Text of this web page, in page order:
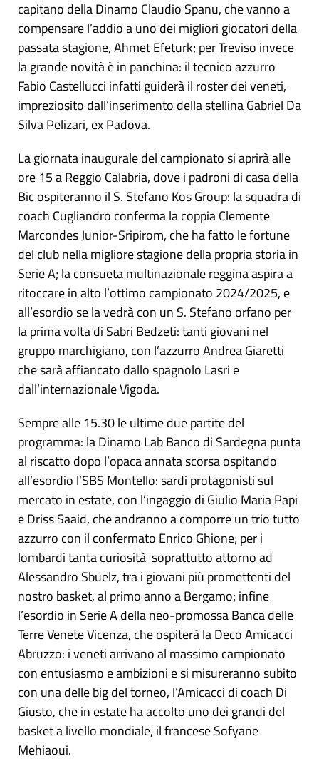
capitano della Dinamo Claudio Spanu, che vanno a
compensare l’addio a uno dei migliori giocatori della
passata stagione, Ahmet Efeturk; per Treviso invece
la grande novità è in panchina: il tecnico azzurro
Fabio Castellucci infatti guiderà il roster dei veneti,
impreziosito dall’inserimento della stellina Gabriel Da
Silva Pelizari, ex Padova.
La giornata inaugurale del campionato si aprirà alle
ore 15 a Reggio Calabria, dove i padroni di casa della
Bic ospiteranno il S. Stefano Kos Group: la squadra di
coach Cugliandro conferma la coppia Clemente
Marcondes Junior-Sripirom, che ha fatto le fortune
del club nella migliore stagione della propria storia in
Serie A; la consueta multinazionale reggina aspira a
ritoccare in alto l’ottimo campionato 2024/2025, e
all’esordio se la vedrà con un S. Stefano orfano per
la prima volta di Sabri Bedzeti: tanti giovani nel
gruppo marchigiano, con l’azzurro Andrea Giaretti
che sarà affiancato dallo spagnolo Lasri e
dall’internazionale Vigoda.
Sempre alle 15.30 le ultime due partite del
programma: la Dinamo Lab Banco di Sardegna punta
al riscatto dopo l’opaca annata scorsa ospitando
all’esordio l’SBS Montello: sardi protagonisti sul
mercato in estate, con l’ingaggio di Giulio Maria Papi
e Driss Saaid, che andranno a comporre un trio tutto
azzurro con il confermato Enrico Ghione; per i
lombardi tanta curiosità soprattutto attorno ad
Alessandro Sbuelz, tra i giovani più promettenti del
nostro basket, al primo anno a Bergamo; infine
l’esordio in Serie A della neo-promossa Banca delle
Terre Venete Vicenza, che ospiterà la Deco Amicacci
Abruzzo: i veneti arrivano al massimo campionato
con entusiasmo e ambizioni e si misureranno subito
con una delle big del torneo, l’Amicacci di coach Di
Giusto, che in estate ha accolto uno dei grandi del
basket a livello mondiale, il francese Sofyane
Mehiaoui.